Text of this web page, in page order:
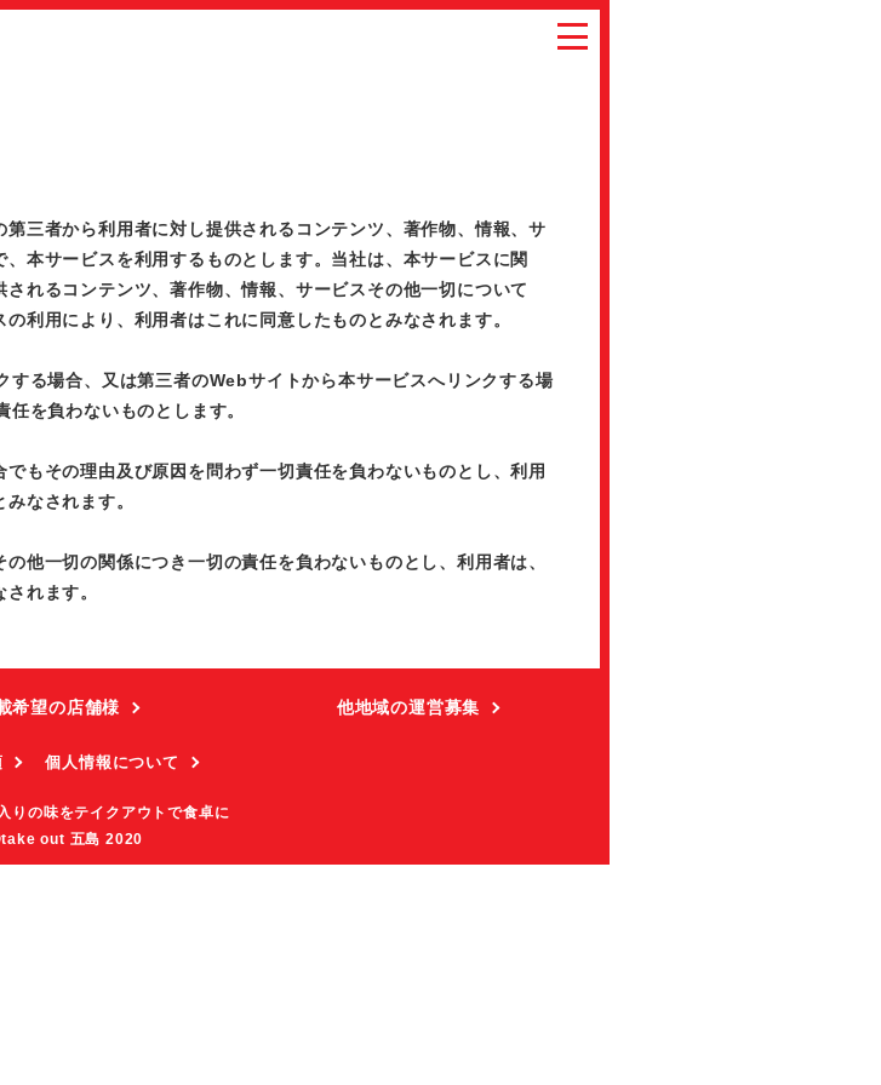
三者から利用者に対し提供されるコンテンツ、著作物、情報、サ
本サービスを利用するものとします。当社は、本サービスに関
れるコンテンツ、著作物、情報、サービスその他一切について
利用により、利用者はこれに同意したものとみなされます。
る場合、又は第三者のWebサイトから本サービスへリンクする場
を負わないものとします。
もその理由及び原因を問わず一切責任を負わないものとし、利用
なされます。
他一切の関係につき一切の責任を負わないものとし、利用者は、
れます。
希望の店舗様 他地域の運営募集
個人情報について
りの味をテイクアウトで食卓に
out 五島 2020